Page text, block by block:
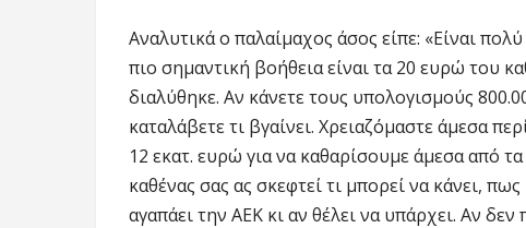
Αναλυτικά ο παλαίμαχος άσος είπε: «Είναι
πιο σημαντική βοήθεια είναι τα 20 ευρώ του
διαλύθηκε. Αν κάνετε τους υπολογισμούς
καταλάβετε τι βγαίνει. Χρειαζόμαστε άμεσα
12 εκατ. ευρώ για να καθαρίσουμε άμεσα από
καθένας σας ας σκεφτεί τι μπορεί να κάνει,
αγαπάει την ΑΕΚ κι αν θέλει να υπάρχει. Αν